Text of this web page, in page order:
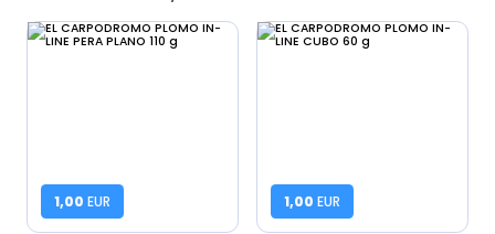
1,00 EUR 1,00 EUR